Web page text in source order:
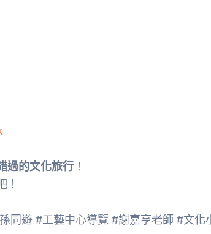
過的文化旅行 ！
！
同遊 #工藝中心導覽 #謝嘉亨老師 #文化